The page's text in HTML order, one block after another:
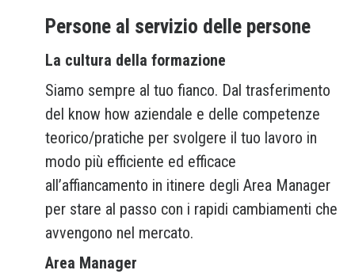
Persone al servizio delle persone
La cultura della formazione
Siamo sempre al tuo fianco. Dal trasferimento
del know how aziendale e delle competenze
teorico/pratiche per svolgere il tuo lavoro in
modo più efficiente ed efficace
all’affiancamento in itinere degli Area Manager
per stare al passo con i rapidi cambiamenti che
avvengono nel mercato.
Area Manager